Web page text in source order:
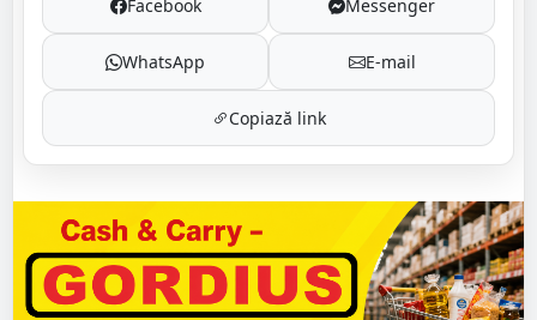
Facebook Messenger
WhatsApp E-mail
Copiază link